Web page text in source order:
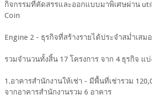
กิจกรรมที่คัดสรรและออกแบบมาพิเศษผ่าน
Coin
Engine 2 - ธุรกิจที่สร้างรายได้ประจำสม่ำเสมอ
รวมจำนวนทั้งสิ้น 17 โครงการ จาก 4 ธุรกิจ แบ่
1.อาคารสำนักงานให้เช่า - มีพื้นที่เช่ารวม
จากอาคารสำนักงานรวม 6 อาคาร